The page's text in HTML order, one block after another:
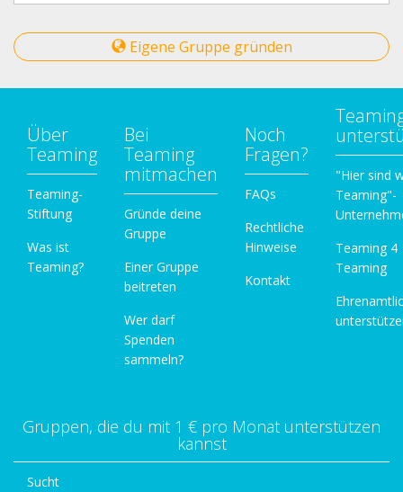
Eigene Gruppe gründen
Über
Teaming
Teaming-
Stiftung
Was ist
Teaming?
Bei
Teaming
mitmachen
Gründe deine
Gruppe
Einer Gruppe
beitreten
Wer darf
Spenden
sammeln?
Noch
Fragen?
FAQs
Rechtliche
Hinweise
Kontakt
"Hier sind
Teaming"-
Teaming 4
Teaming
Gruppen, die du mit 1 € pro Monat unterstützen
kannst
Sucht